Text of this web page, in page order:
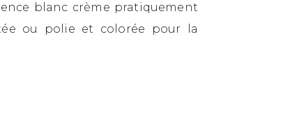
blanc crème pratiquement
ou polie et colorée pour la